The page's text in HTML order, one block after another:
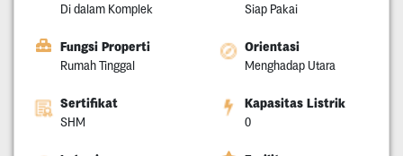
Di dalam Komplek Siap Pakai
Fungsi Properti
Rumah Tinggal
Orientasi
Menghadap Utara
Sertifikat
SHM
Kapasitas Listrik
0